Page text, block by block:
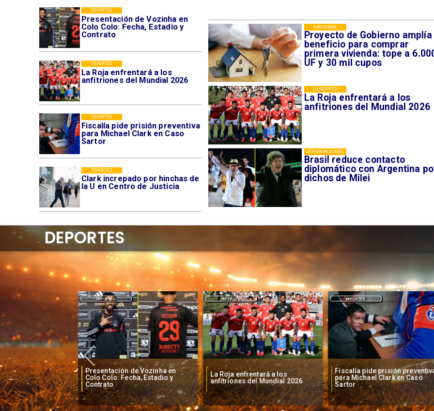
Presentación de Vozinha en
Colo Colo: Fecha, Estadio y
Contrato
DEPORTES
La Roja enfrentará a los
anfitriones del Mundial 2026
DEPORTES
Fiscalía pide prisión preventiva
para Michael Clark en Caso
Sartor
DEPORTES
Clark increpado por hinchas de
la U en Centro de Justicia
DEPORTES
Proyecto de Gobierno amplía
beneficio para comprar
primera vivienda: tope a
UF y 30 mil cupos
NACIONAL
La Roja enfrentará a los
anfitriones del Mundial 2026
DEPORTES
Brasil reduce contacto
diplomático con Argentina
dichos de Milei
INTERNACIONAL
baja la euforia
de Vozinha
Presentación de Vozinha en
Colo Colo: Fecha, Estadio y
Contrato
DEPORTES
La Roja enfrentará a los
anfitriones del Mundial 2026
DEPORTES
Fiscalía pide prisión
para Michael Clark en Caso
Sartor
DEPORTES
DEPORTES